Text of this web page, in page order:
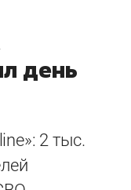
день
2 тыс.